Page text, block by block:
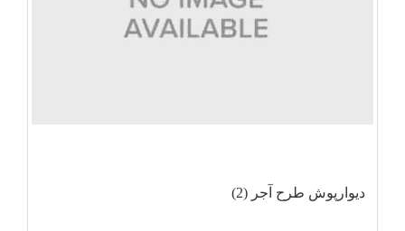
دیوارپوش طرح آجر (2)